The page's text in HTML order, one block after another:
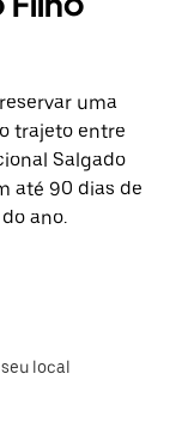
uma
trajeto entre
Salgado
até 90 dias de
ano.
local